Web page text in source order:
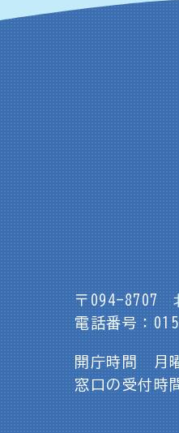
〒094-8707
電話番号：
開庁時間 月
窓口の受付時